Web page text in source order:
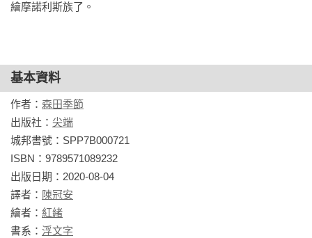
在像是金字塔的遺跡內解讀夢幻古代文明喔！
「持續當小公務員一千五百年，在魔王的力量下被迫擔任大
臣」！
繪摩諾利斯族了。
基本資料
作者： 森田季節
出版社： 尖端
城邦書號：SPP7B000721
ISBN：9789571089232
出版日期：2020-08-04
譯者： 陳冠安
繪者： 紅緒
書系： 浮文字